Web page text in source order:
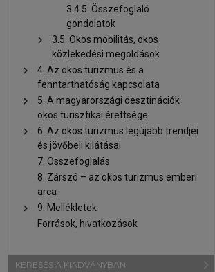
3.4.5. Összefoglaló
gondolatok
chevron_right
3.5. Okos mobilitás, okos
közlekedési megoldások
chevron_right
4. Az okos turizmus és a
fenntarthatóság kapcsolata
chevron_right
5. A magyarországi desztinációk
okos turisztikai érettsége
chevron_right
6. Az okos turizmus legújabb trendjei
és jövőbeli kilátásai
7. Összefoglalás
8. Zárszó – az okos turizmus emberi
arca
chevron_right
9. Mellékletek
Források, hivatkozások
KERESÉS A KIADVÁNYBAN